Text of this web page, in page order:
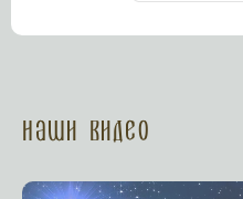
Наши Видео